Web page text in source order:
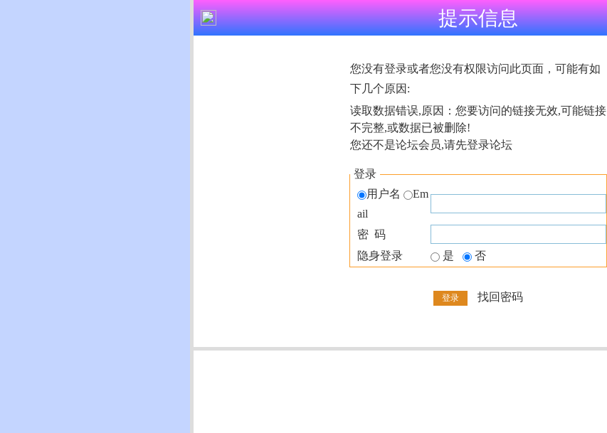
提示信息
您没有登录或者您没有权限访问此页面，可能有如
下几个原因:
读取数据错误,原因：您要访问的链接无效,可能链接
不完整,或数据已被删除!
您还不是论坛会员,请先登录论坛
登录
用户名
Em
ail
密 码
隐身登录
是 否
找回密码